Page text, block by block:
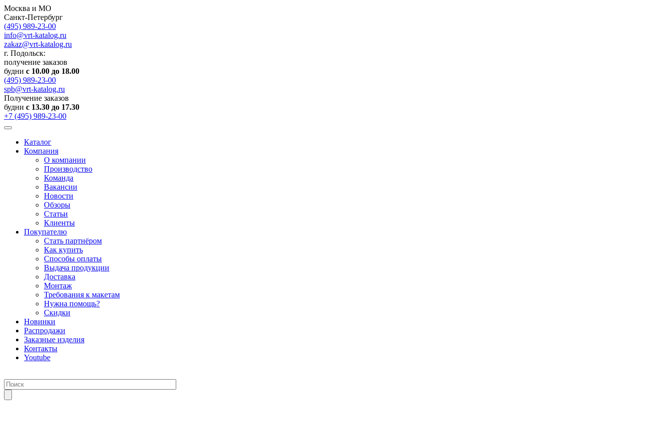
Москва и МО
Санкт-Петербург
(495) 989-23-00
info@vrt-katalog.ru
zakaz@vrt-katalog.ru
г. Подольск:
получение заказов
будни с 10.00 до 18.00
(495) 989-23-00
spb@vrt-katalog.ru
Получение заказов
будни с 13.30 до 17.30
+7 (495) 989-23-00
Каталог
Компания
О компании
Производство
Команда
Вакансии
Новости
Обзоры
Статьи
Клиенты
Покупателю
Стать партнёром
Как купить
Способы оплаты
Выдача продукции
Доставка
Монтаж
Требования к макетам
Нужна помощь?
Скидки
Новинки
Распродажи
Заказные изделия
Контакты
Youtube